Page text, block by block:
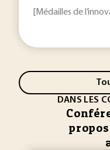
[Médailles de
DANS LES